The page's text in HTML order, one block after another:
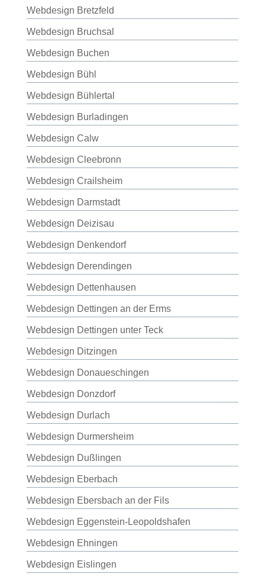
Webdesign Bretzfeld
Webdesign Bruchsal
Webdesign Buchen
Webdesign Bühl
Webdesign Bühlertal
Webdesign Burladingen
Webdesign Calw
Webdesign Cleebronn
Webdesign Crailsheim
Webdesign Darmstadt
Webdesign Deizisau
Webdesign Denkendorf
Webdesign Derendingen
Webdesign Dettenhausen
Webdesign Dettingen an der Erms
Webdesign Dettingen unter Teck
Webdesign Ditzingen
Webdesign Donaueschingen
Webdesign Donzdorf
Webdesign Durlach
Webdesign Durmersheim
Webdesign Dußlingen
Webdesign Eberbach
Webdesign Ebersbach an der Fils
Webdesign Eggenstein-Leopoldshafen
Webdesign Ehningen
Webdesign Eislingen